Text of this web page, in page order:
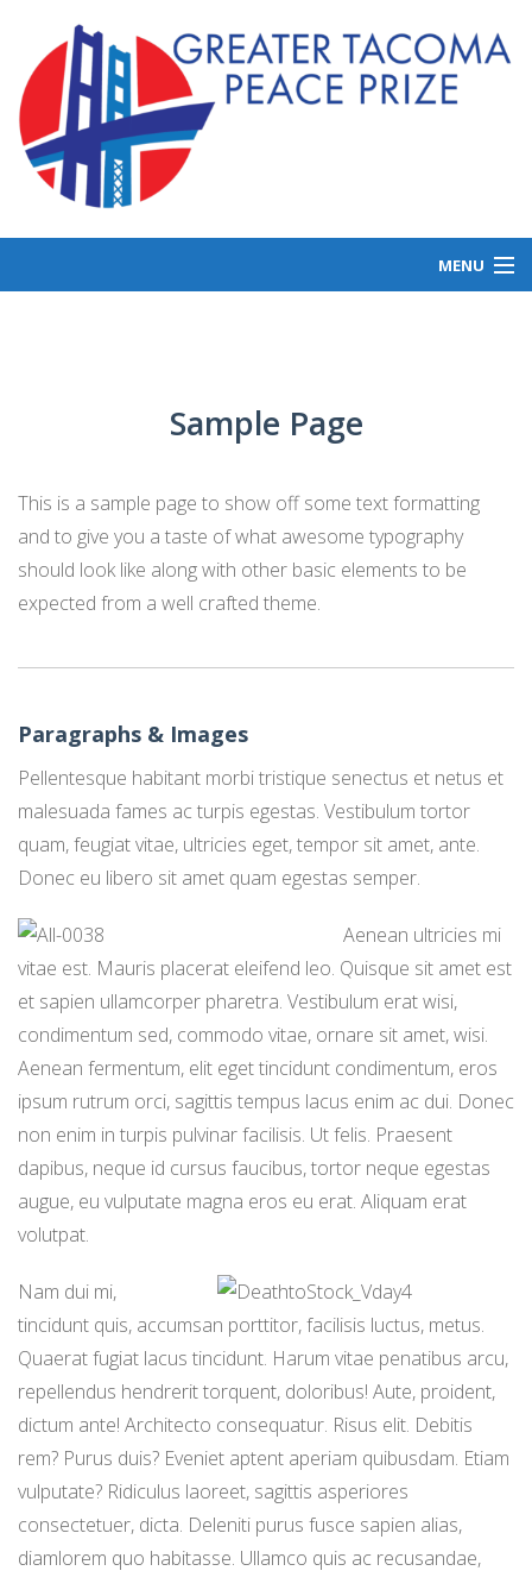
MENU
DONATE
PEACE IN ACTION
Sample Page
This is a sample page to show off some text formatting
and to give you a taste of what awesome typography
should look like along with other basic elements to be
expected from a well crafted theme.
Paragraphs & Images
Pellentesque habitant morbi tristique senectus et netus et
malesuada fames ac turpis egestas. Vestibulum tortor
quam, feugiat vitae, ultricies eget, tempor sit amet, ante.
Donec eu libero sit amet quam egestas semper.
Aenean ultricies mi
vitae est. Mauris placerat eleifend leo. Quisque sit amet est
et sapien ullamcorper pharetra. Vestibulum erat wisi,
condimentum sed, commodo vitae, ornare sit amet, wisi.
Aenean fermentum, elit eget tincidunt condimentum, eros
ipsum rutrum orci, sagittis tempus lacus enim ac dui. Donec
non enim in turpis pulvinar facilisis. Ut felis. Praesent
dapibus, neque id cursus faucibus, tortor neque egestas
augue, eu vulputate magna eros eu erat. Aliquam erat
volutpat.
Nam dui mi,
tincidunt quis, accumsan porttitor, facilisis luctus, metus.
Quaerat fugiat lacus tincidunt. Harum vitae penatibus arcu,
repellendus hendrerit torquent, doloribus! Aute, proident,
dictum ante! Architecto consequatur. Risus elit. Debitis
rem? Purus duis? Eveniet aptent aperiam quibusdam. Etiam
vulputate? Ridiculus laoreet, sagittis asperiores
consectetuer, dicta. Deleniti purus fusce sapien alias,
diamlorem quo habitasse. Ullamco quis ac recusandae,